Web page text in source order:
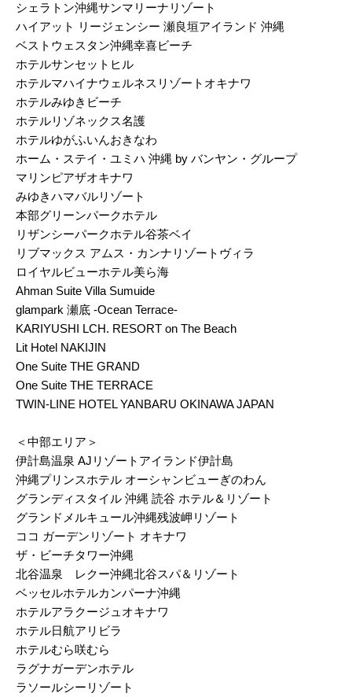
シェラトン沖縄サンマリーナリゾート
ハイアット リージェンシー 瀬良垣アイランド 沖縄
ベストウェスタン沖縄幸喜ビーチ
ホテルサンセットヒル
ホテルマハイナウェルネスリゾートオキナワ
ホテルみゆきビーチ
ホテルリゾネックス名護
ホテルゆがふいんおきなわ
ホーム・ステイ・ユミハ 沖縄 by バンヤン・グループ
マリンピアザオキナワ
みゆきハマバルリゾート
本部グリーンパークホテル
リザンシーパークホテル谷茶ベイ
リブマックス アムス・カンナリゾートヴィラ
ロイヤルビューホテル美ら海
Ahman Suite Villa Sumuide
glampark 瀬底 -Ocean Terrace-
KARIYUSHI LCH. RESORT on The Beach
Lit Hotel NAKIJIN
One Suite THE GRAND
One Suite THE TERRACE
TWIN-LINE HOTEL YANBARU OKINAWA JAPAN
＜中部エリア＞
伊計島温泉 AJリゾートアイランド伊計島
沖縄プリンスホテル オーシャンビューぎのわん
グランディスタイル 沖縄 読谷 ホテル＆リゾート
グランドメルキュール沖縄残波岬リゾート
ココ ガーデンリゾート オキナワ
ザ・ビーチタワー沖縄
北谷温泉 レクー沖縄北谷スパ＆リゾート
ベッセルホテルカンパーナ沖縄
ホテルアラクージュオキナワ
ホテル日航アリビラ
ホテルむら咲むら
ラグナガーデンホテル
ラソールシーリゾート